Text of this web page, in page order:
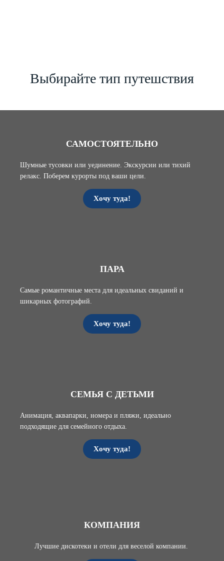
Выбирайте тип путешствия
САМОСТОЯТЕЛЬНО
Шумные тусовки или уединение. Экскурсии или тихий
релакс. Поберем курорты под ваши цели
Хочу туда!
ПАРА
Самые романтичные места для идеальных свиданий и
шикарных фотографий.
Хочу туда!
СЕМЬЯ С ДЕТЬМИ
Анимация, аквапарки, номера и пляжи, идеально
подходящие для семейного отдыха.
Хочу туда!
КОМПАНИЯ
Лучшие дискотеки и отели для веселой компании.